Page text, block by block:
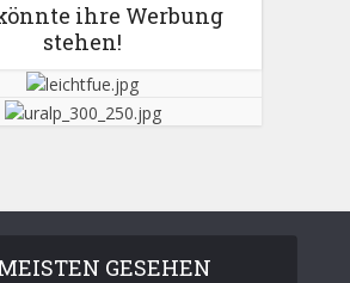
ihre Werbung
stehen!
GESEHEN